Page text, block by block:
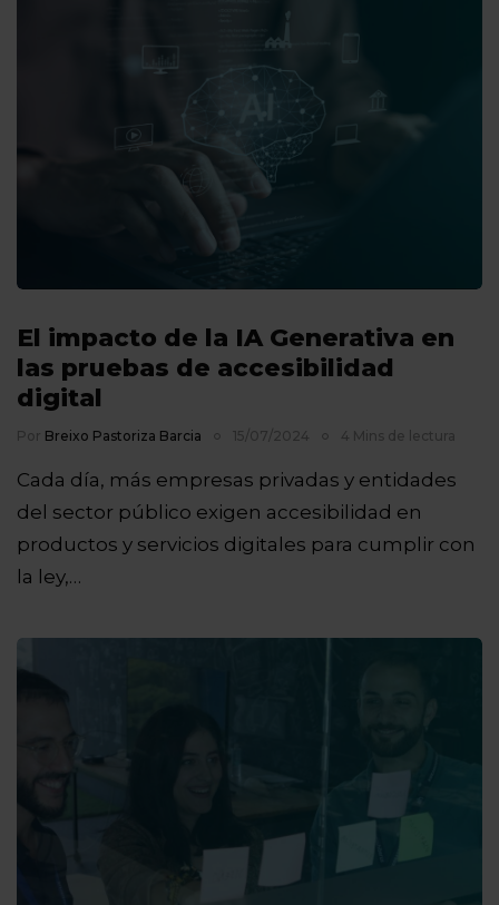
El impacto de la IA Generativa en
las pruebas de accesibilidad
digital
Por Breixo Pastoriza Barcia 15/07/2024 4 Mins de lectura
Cada día, más empresas privadas y entidades
del sector público exigen accesibilidad en
productos y servicios digitales para cumplir con
la ley,…